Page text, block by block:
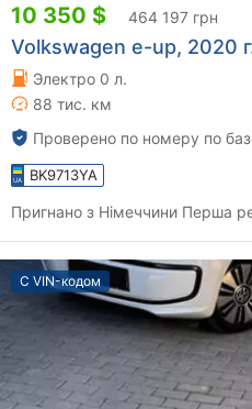
10 350 $ 464 197 грн
Volkswagen e-up, 2020
Электро 0 л.
88 тис. км
Проверено по номеру по
BK9713YA
Пригнано з
С VIN-кодом